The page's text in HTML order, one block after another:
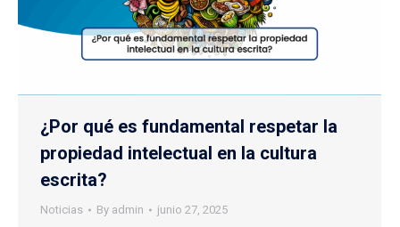
¿Por qué es fundamental respetar la
propiedad intelectual en la cultura
escrita?
Noticias By admin junio 27, 2025